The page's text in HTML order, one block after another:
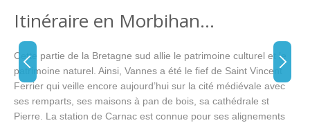
Itinéraire en Morbihan…
Cette partie de la Bretagne sud allie le patrimoine culturel et le
patrimoine naturel. Ainsi, Vannes a été le fief de Saint Vincent
Ferrier qui veille encore aujourd’hui sur la cité médiévale avec
ses remparts, ses maisons à pan de bois, sa cathédrale st
Pierre. La station de Carnac est connue pour ses alignements